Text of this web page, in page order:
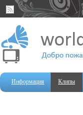
Информация Клипы